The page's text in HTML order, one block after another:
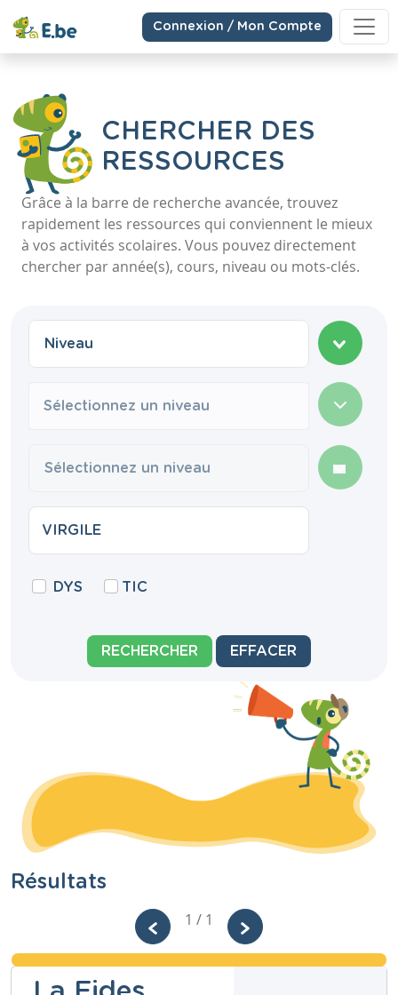
Connexion / Mon Compte
CHERCHER DES
RESSOURCES
Grâce à la barre de recherche avancée, trouvez
rapidement les ressources qui conviennent le mieux
à vos activités scolaires. Vous pouvez directement
chercher par année(s), cours, niveau ou mots-clés.
Sélectionnez un niveau
DYS TIC
RECHERCHER EFFACER
Résultats
1 / 1